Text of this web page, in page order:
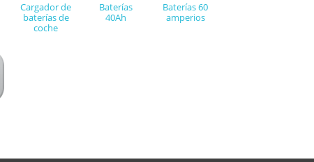
Cargador de
baterías de
coche
Baterías
40Ah
Baterías 60
amperios